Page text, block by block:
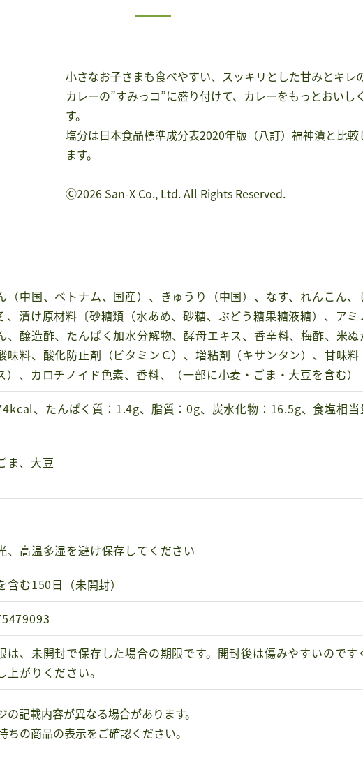
小さなお子さまも食べやすい、スッキリとした甘みとキレ
カレーの”すみっコ”に盛り付けて、カレーをもっとおいし
す。
塩分は日本食品標準成分表2020年版（八訂）福神漬と比
ます。
Ⓒ2026 San-X Co., Ltd. All Rights Reserved.
（中国、ベトナム、国産）、きゅうり（中国）、なす、れんこん
、漬け原材料〔砂糖類（水あめ、砂糖、ぶどう糖果糖液糖）、アミ
、醸造酢、たんぱく加水分解物、酵母エキス、香辛料、梅酢、米ぬ
味料、酸化防止剤（ビタミンＣ）、増粘剤（キサンタン）、甘味
）、カロチノイド色素、香料、（一部に小麦・ごま・大豆を含む）
、たんぱく質：1.4g、脂質：0g、炭水化物：16.5g、食塩相
ま、大豆
、高温多湿を避け保存してください
含む150日（未開封）
は、未開封で保存した場合の期限です。開封後は傷みやすいので
上がりください。
記載内容が異なる場合があります。
の商品の表示をご確認ください。